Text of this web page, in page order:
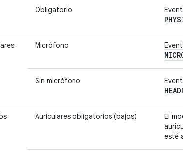
Obligatorio
Micrófono
Sin micrófono
Auriculares obligatorios (bajos)
El
esté